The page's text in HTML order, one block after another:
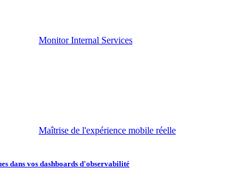
Monitor Internal Services
Maîtrise de l'expérience mobile réelle
dans vos dashboards d'observabilité